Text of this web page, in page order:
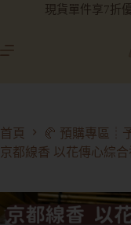
現貨單件享7折
首頁
🥐 預購專區┊
京都線香 以花傳心綜合